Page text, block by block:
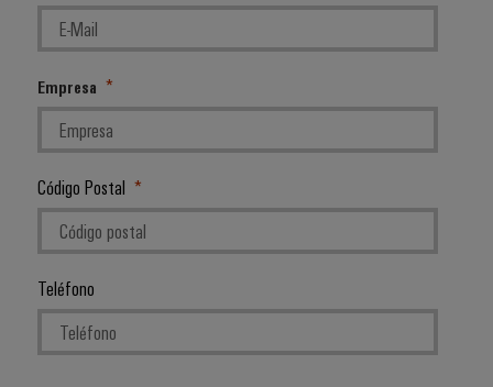
Empresa
Código Postal
Teléfono